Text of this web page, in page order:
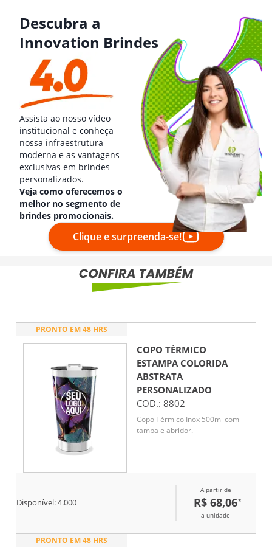
Descubra a
Innovation Brindes
Assista ao nosso vídeo
institucional e conheça
nossa infraestrutura
moderna e as vantagens
exclusivas em brindes
personalizados.
Veja como oferecemos o
melhor no segmento de
brindes promocionais.
Clique e surpreenda-se!
PRONTO EM 48 HRS
COPO TÉRMICO
ESTAMPA COLORIDA
ABSTRATA
PERSONALIZADO
COD.: 8802
Copo Térmico Inox 500ml com
tampa e abridor.
Disponível:4.000
A partir de
R$ 68,06*
a unidade
PRONTO EM 48 HRS